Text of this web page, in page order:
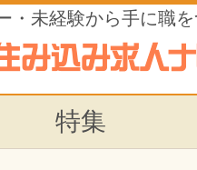
・未経験から手に職
特集